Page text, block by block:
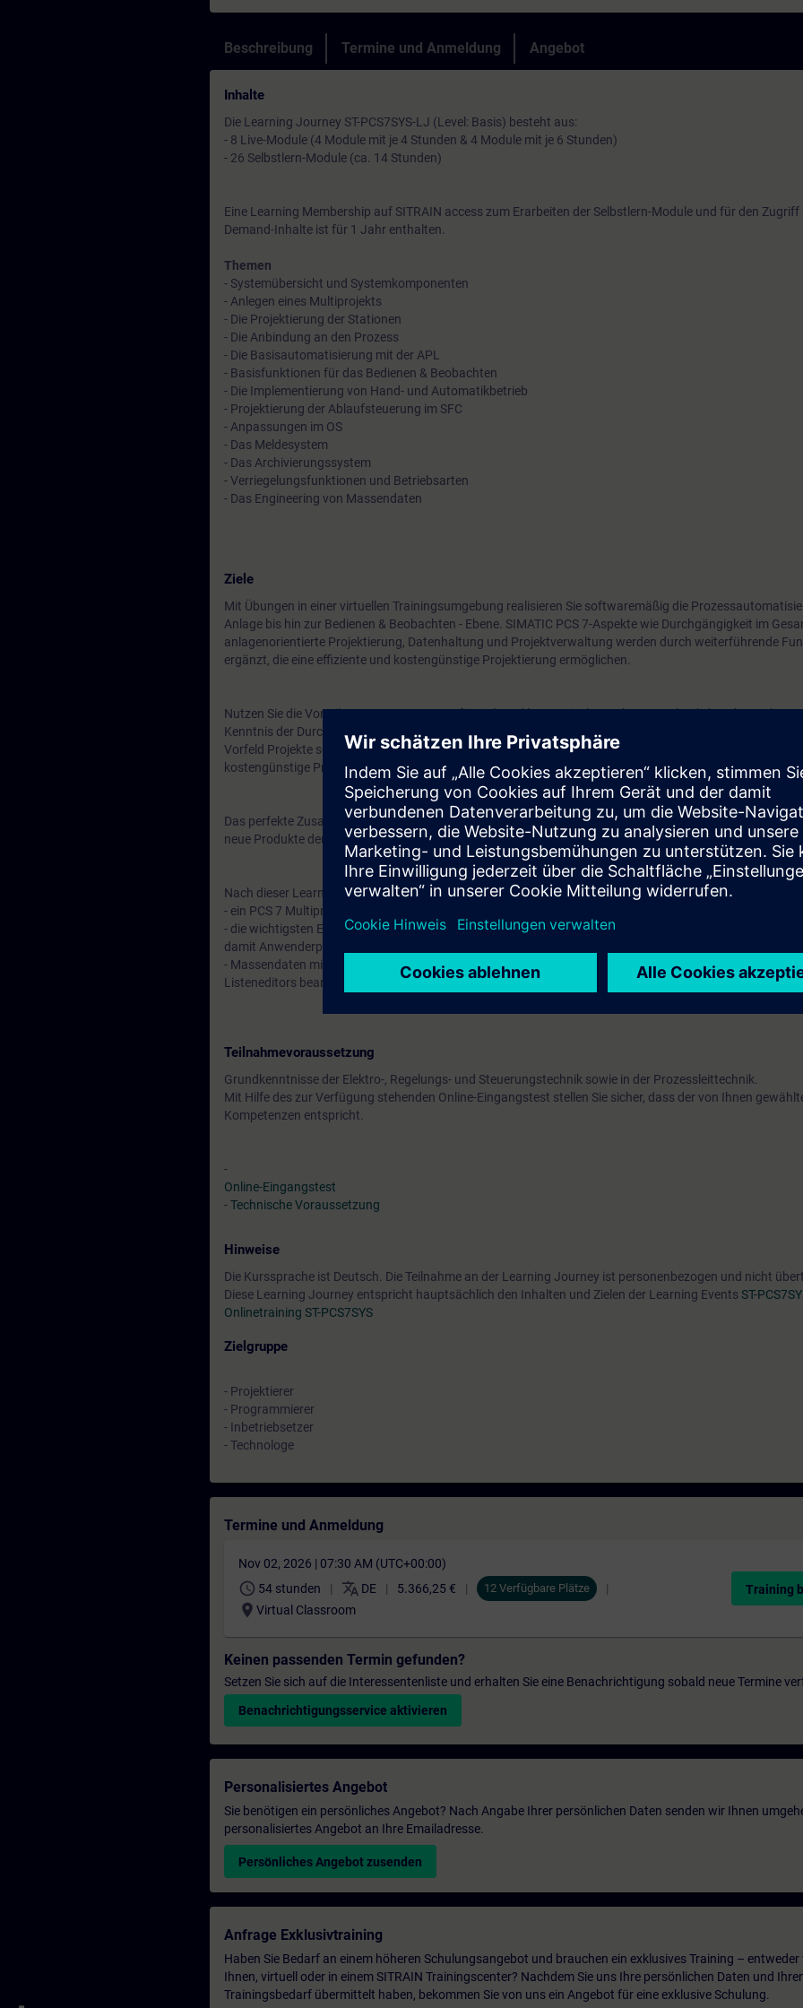
On-Demand-Inhalte bei Ihrem ganz persönlichen
Beschreibung Termine und Anmeldung Angebot
Inhalte
Die Learning Journey ST-PCS7SYS-LJ (Level: Basis) besteht aus:
- 8 Live-Module (4 Module mit je 4 Stunden & 4 Module mit je 6 Stunden)
- 26 Selbstlern-Module (ca. 14 Stunden)
Eine Learning Membership auf SITRAIN access zum Erarbeiten der Selbstlern-Module und für den Zugriff
Demand-Inhalte ist für 1 Jahr enthalten.
Themen
- Systemübersicht und Systemkomponenten
- Anlegen eines Multiprojekts
- Die Projektierung der Stationen
- Die Anbindung an den Prozess
- Die Basisautomatisierung mit der APL
- Basisfunktionen für das Bedienen & Beobachten
- Die Implementierung von Hand- und Automatikbetrieb
- Projektierung der Ablaufsteuerung im SFC
- Anpassungen im OS
- Das Meldesystem
- Das Archivierungssystem
- Verriegelungsfunktionen und Betriebsarten
- Das Engineering von Massendaten
Ziele
Mit Übungen in einer virtuellen Trainingsumgebung realisieren Sie softwaremäßig die
Anlage bis hin zur Bedienen & Beobachten - Ebene. SIMATIC PCS 7-Aspekte wie Durchgängigkeit im
anlagenorientierte Projektierung, Datenhaltung und Projektverwaltung werden durch weiterführende
ergänzt, die eine effiziente und kostengünstige Projektierung ermöglichen.
Nutzen Sie die Vorteile von SIMATIC PCS 7 für sich und lernen Sie Ihre Anlage ganzheitlich zu
Kenntnis der Durchgängigkeit können Sie Fehler schnell diagnostizieren und sicher beheben. Zudem
Vorfeld Projekte so anlegen, dass Sie in der Folge Mehrfachprojektierungen einsparen. So ist eine
kostengünstige Projektierung möglich.
Das perfekte Zusammenspiel aller Komponenten befähigt Sie, dauerhaft mehr in höchster Qualität zu
neue Produkte deutlich schneller am Markt zu etablieren.
Nach dieser Learning Journey können Sie …
- ein PCS 7 Multiprojekt korrekt anlegen und die Hardware von AS- und OS-Stationen konfigurieren.
- die wichtigsten Engineeringwerkzeuge wie CFC, SFC und Grafikwerkzeuge von SIMATIC PCS 7 sicher
damit Anwenderprogramme erstellen, die den PCS 7 Standards genügen
- Massendaten mit Einzelsteuereinheitstypen (Control Module Types) und ihren Instanzen mit Hilfe des
Listeneditors bearbeiten
Teilnahmevoraussetzung
Grundkenntnisse der Elektro-, Regelungs- und Steuerungstechnik sowie in der Prozessleittechnik.
Mit Hilfe des zur Verfügung stehenden Online-Eingangstest stellen Sie sicher, dass der von Ihnen
Kompetenzen entspricht.
-
Online-Eingangstest
-Technische Voraussetzung
Hinweise
Die Kurssprache ist Deutsch. Die Teilnahme an der Learning Journey ist personenbezogen und nicht
Diese Learning Journey entspricht hauptsächlich den Inhalten und Zielen der Learning Events ST-
Onlinetraining ST-PCS7SYS
Zielgruppe
- Projektierer
- Programmierer
- Inbetriebsetzer
- Technologe
Termine und Anmeldung
Nov 02, 2026 | 07:30 AM (UTC+00:00)
schedule 54 stunden translate DE 5.366,25 € 12 Verfügbare Plätze
location_on Virtual Classroom
Training
Keinen passenden Termin gefunden?
Setzen Sie sich auf die Interessentenliste und erhalten Sie eine Benachrichtigung sobald neue Termine
Benachrichtigungsservice aktivieren
Personalisiertes Angebot
Sie benötigen ein persönliches Angebot? Nach Angabe Ihrer persönlichen Daten senden wir Ihnen
personalisiertes Angebot an Ihre Emailadresse.
Persönliches Angebot zusenden
Anfrage Exklusivtraining
Haben Sie Bedarf an einem höheren Schulungsangebot und brauchen ein exklusives Training – entweder
Ihnen, virtuell oder in einem SITRAIN Trainingscenter? Nachdem Sie uns Ihre persönlichen Daten und
Trainingsbedarf übermittelt haben, bekommen Sie von uns ein Angebot für eine exklusive Schulung.